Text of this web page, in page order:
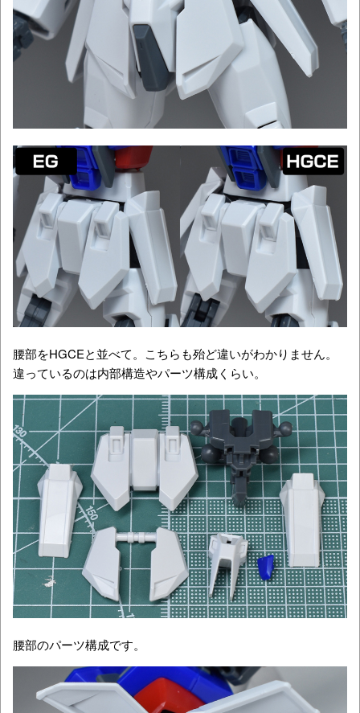
腰部をHGCEと並べて。こちらも殆ど違いがわかりません。
違っているのは内部構造やパーツ構成くらい。
腰部のパーツ構成です。